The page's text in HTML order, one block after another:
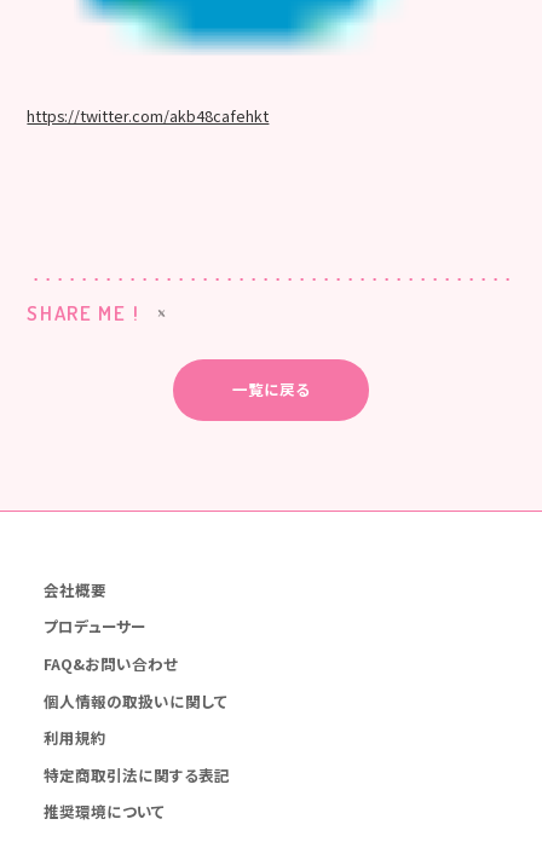
https://twitter.com/akb48cafehkt
SHARE ME !
一覧に戻る
会社概要
プロデューサー
FAQ&お問い合わせ
個人情報の取扱いに関して
利用規約
特定商取引法に関する表記
推奨環境について